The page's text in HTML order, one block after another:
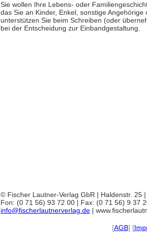
© Fischer Lautner-Verlag GbR | Haldenstr. 25
Fon: (0 71 56) 93 72 00 | Fax: (0 71 56) 9 37
info@fischerlautnerverlag.de |
Sie wollen Ihre Lebens- oder
das Sie an Kinder, Enkel, sonstige
unterstützen Sie beim Schreiben (oder
bei der Entscheidung zur Einbandgestaltung.
[AGB] [